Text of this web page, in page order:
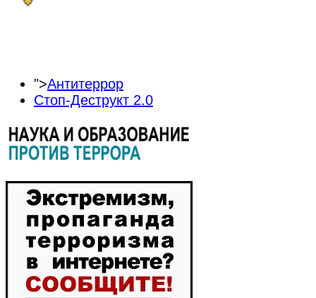
">Антитеррор
Стоп-Деструкт 2.0